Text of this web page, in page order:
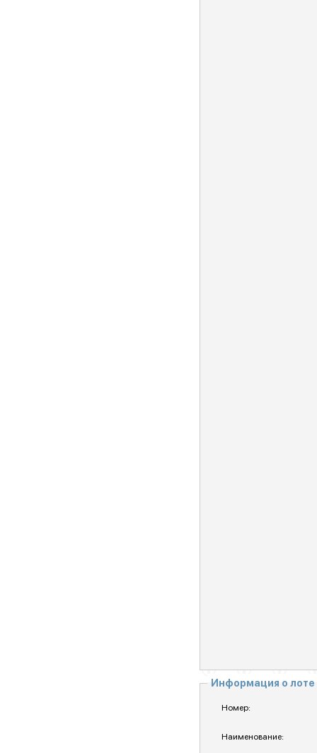
Информация о
Номер:
Наименование: